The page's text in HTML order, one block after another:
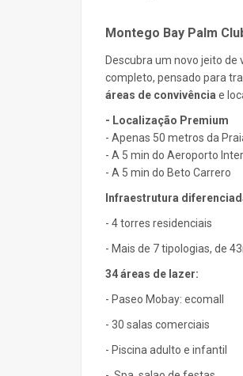
Montego Bay Palm
Descubra um novo jeito de
completo, pensado para
áreas de convivência e
- Localização Premium
- Apenas 50 metros da
- A 5 min do Aeroporto
- A 5 min do Beto Carrero
Infraestrutura
- 4 torres residenciais
- Mais de 7 tipologias, de
34 áreas de lazer:
- Paseo Mobay: ecomall
- 30 salas comerciais
- Piscina adulto e infantil